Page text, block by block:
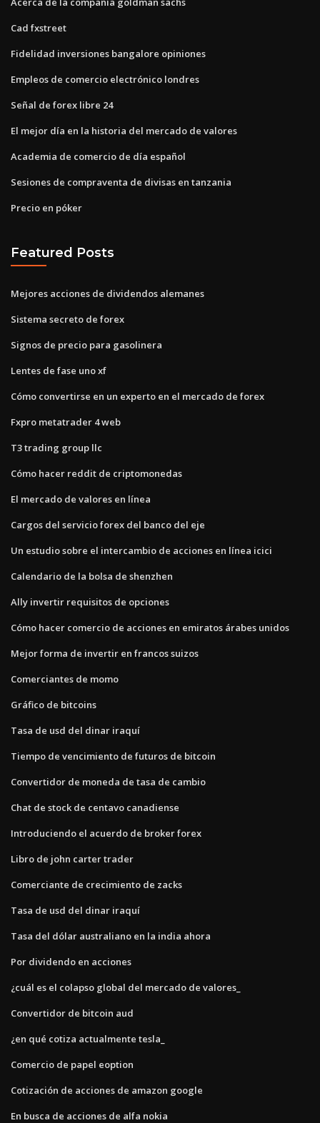
Cad fxstreet
Fidelidad inversiones bangalore opiniones
Empleos de comercio electrónico londres
Señal de forex libre 24
El mejor día en la historia del mercado de valores
Academia de comercio de día español
Sesiones de compraventa de divisas en tanzania
Precio en póker
Featured Posts
Mejores acciones de dividendos alemanes
Sistema secreto de forex
Signos de precio para gasolinera
Lentes de fase uno xf
Cómo convertirse en un experto en el mercado de forex
Fxpro metatrader 4 web
T3 trading group llc
Cómo hacer reddit de criptomonedas
El mercado de valores en línea
Cargos del servicio forex del banco del eje
Un estudio sobre el intercambio de acciones en línea icici
Calendario de la bolsa de shenzhen
Ally invertir requisitos de opciones
Cómo hacer comercio de acciones en emiratos árabes unidos
Mejor forma de invertir en francos suizos
Comerciantes de momo
Gráfico de bitcoins
Tasa de usd del dinar iraquí
Tiempo de vencimiento de futuros de bitcoin
Convertidor de moneda de tasa de cambio
Chat de stock de centavo canadiense
Introduciendo el acuerdo de broker forex
Libro de john carter trader
Comerciante de crecimiento de zacks
Tasa de usd del dinar iraquí
Tasa del dólar australiano en la india ahora
Por dividendo en acciones
¿cuál es el colapso global del mercado de valores_
Convertidor de bitcoin aud
¿en qué cotiza actualmente tesla_
Comercio de papel eoption
Cotización de acciones de amazon google
En busca de acciones de alfa nokia